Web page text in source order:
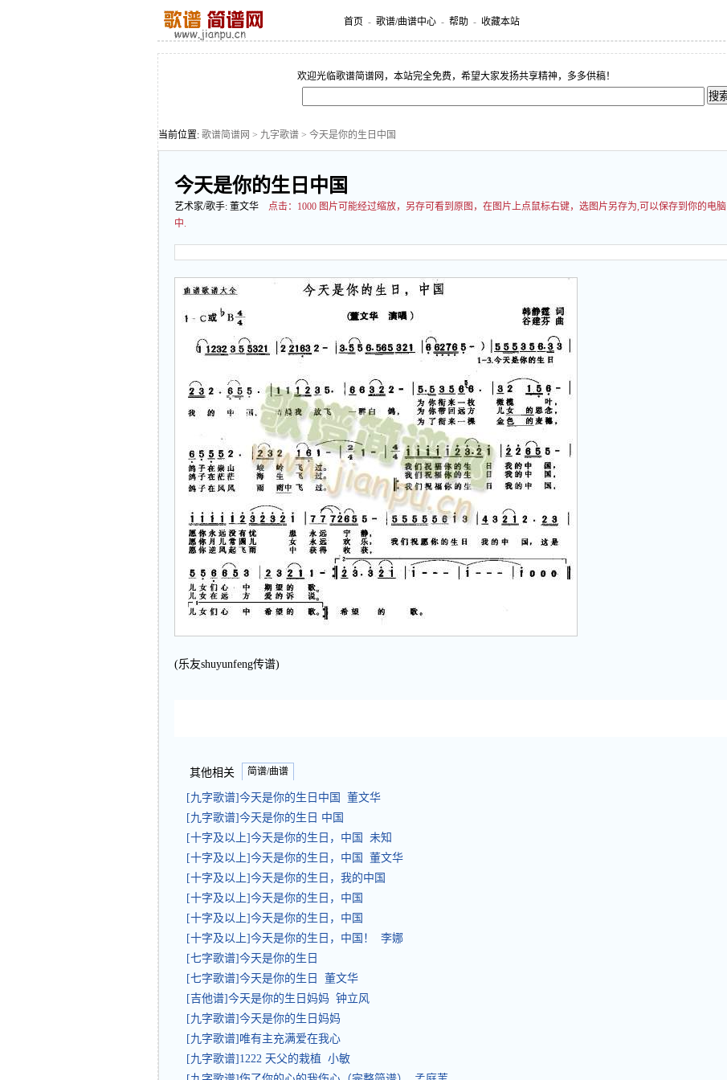
首页 - 歌谱/曲谱中心 - 帮助 - 收藏本站
欢迎光临歌谱简谱网，本站完全免费，希望大家发扬共享精神，多多供稿！
当前位置: 歌谱简谱网 > 九字歌谱 > 今天是你的生日中国
今天是你的生日中国
艺术家/歌手: 董文华 点击： 1000 图片可能经过缩放，另存可看到原图，在图片上点鼠标右键，选图片另存为,可以保存到你的电脑
中.
(乐友shuyunfeng传谱)
其他相关 简谱/曲谱
[九字歌谱]今天是你的生日中国 董文华
[九字歌谱]今天是你的生日 中国
[十字及以上]今天是你的生日，中国 未知
[十字及以上]今天是你的生日，中国 董文华
[十字及以上]今天是你的生日，我的中国
[十字及以上]今天是你的生日，中国
[十字及以上]今天是你的生日，中国
[十字及以上]今天是你的生日，中国！ 李娜
[七字歌谱]今天是你的生日
[七字歌谱]今天是你的生日 董文华
[吉他谱]今天是你的生日妈妈 钟立风
[九字歌谱]今天是你的生日妈妈
[九字歌谱]唯有主充满爱在我心
[九字歌谱]1222 天父的栽植 小敏